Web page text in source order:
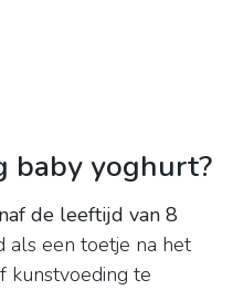
baby yoghurt?
de leeftijd van 8
als een toetje na het
kunstvoeding te